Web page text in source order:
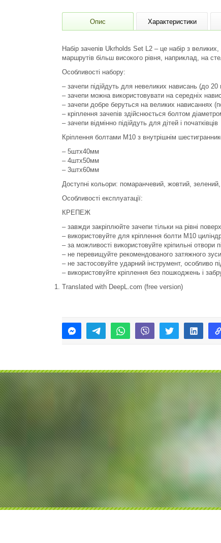
Опис Характеристики
Набір зачепів Ukrholds Set L2 – це набір з
маршрутів більш високого рівня, наприклад, на
Особливості набору:
– зачепи підійдуть для невеликих нависань (до 20
– зачепи можна використовувати на середніх
– зачепи добре беруться на великих нависаннях
– кріплення зачепів здійснюється болтом
– зачепи відмінно підійдуть для дітей і початківців
Кріплення болтами М10 з внутрішнім
– 5штх40мм
– 4штх50мм
– 3штх60мм
Доступні кольори: помаранчевий, жовтий,
Особливості експлуатації:
КРЕПЕЖ
– завжди закріплюйте зачепи тільки на рівні
– використовуйте для кріплення болти М10
– за можливості використовуйте кріпильні
– не перевищуйте рекомендованого затяжного
– не застосовуйте ударний інструмент, особливо
– використовуйте кріплення без пошкоджень і
Translated with DeepL.com (free version)